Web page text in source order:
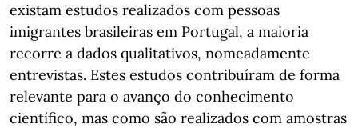
existam estudos realizados com pessoas
imigrantes brasileiras em Portugal, a maioria
recorre a dados qualitativos, nomeadamente
entrevistas. Estes estudos contribuíram de forma
relevante para o avanço do conhecimento
científico, mas como são realizados com amostras